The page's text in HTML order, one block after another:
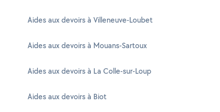
Aides aux devoirs à Villeneuve-Loubet
Aides aux devoirs à Mouans-Sartoux
Aides aux devoirs à La Colle-sur-Loup
Aides aux devoirs à Biot